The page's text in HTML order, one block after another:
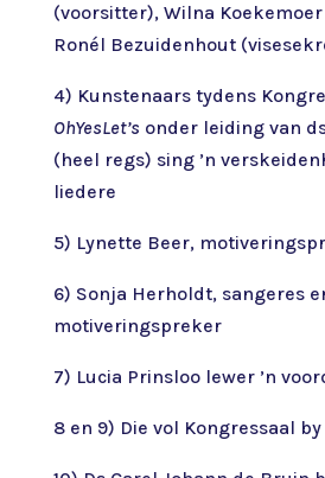
(voorsitter), Wilna
Ronél Bezuidenhout
4) Kunstenaars tydens
OhYesLet’s onder leiding van
(heel regs) sing ’n
liedere
5) Lynette Beer,
6) Sonja Herholdt, sangeres
motiveringspreker
7) Lucia Prinsloo lewer ’n
8 en 9) Die vol Kongressaal